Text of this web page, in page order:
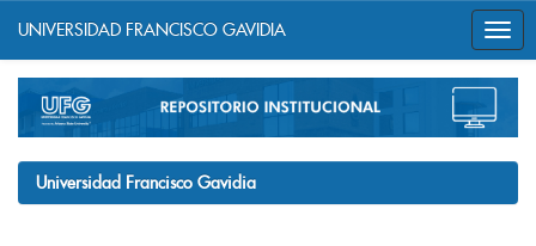
navigation
UNIVERSIDAD FRANCISCO GAVIDIA
Universidad Francisco Gavidia